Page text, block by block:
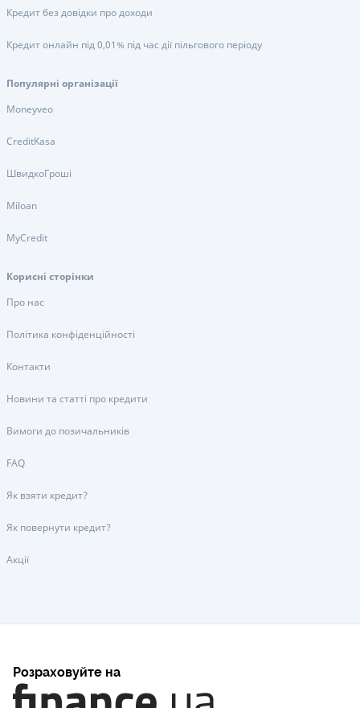
Кредит без довідки про доходи
Кредит онлайн під 0,01% під час дії пільгового періоду
Популярні організації
Moneyveo
CreditKasa
ШвидкоГроші
Miloan
MyCredit
Корисні сторінки
Про нас
Політика конфіденційності
Контакти
Новини та статті про кредити
Вимоги до позичальників
FAQ
Як взяти кредит?
Як повернути кредит?
Акції
Розраховуйте на